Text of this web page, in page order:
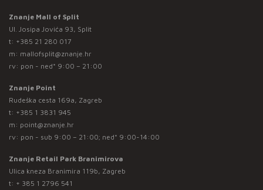
Znanje Mall of Split
Ul. Josipa Jovića 93, Split
t: +385 21 280 017
m: mallofsplit@znanje.hr
rv: pon - ned* 9:00 – 21:00
Znanje Point
Rudeška cesta 169a, Zagreb
t: +385 1 3831 945
m: point@znanje.hr
rv: pon - sub 9:00 – 21:00; ned* 9:00-14:00
Znanje Retail Park Branimirova
Ulica kneza Branimira 119b, Zagreb
t: + 385 1 2796 541